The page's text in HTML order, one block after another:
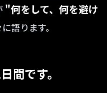
"何をして、何を避け
語ります。
間です。